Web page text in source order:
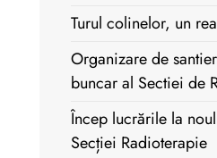
Turul colinelor, un
Organizare de
buncar al Sectiei de
Încep lucrările la
Secției Radioterapie